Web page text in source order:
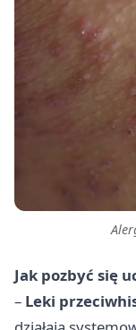
Jak pozbyć się
– Leki